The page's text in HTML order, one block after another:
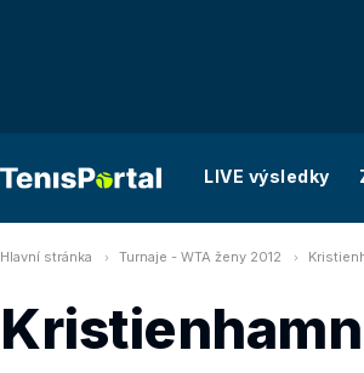
LIVE výsledky
Hlavní stránka Turnaje - WTA ženy 2012